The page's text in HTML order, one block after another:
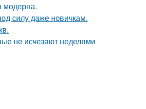
модерна.
силу даже новичкам.
не исчезают неделями